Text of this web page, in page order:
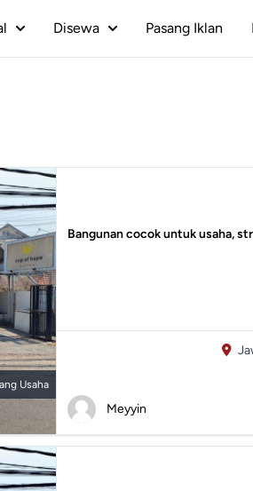
Disewa Pasang Iklan
Usaha
Bangunan cocok untuk usaha,
Meyyin